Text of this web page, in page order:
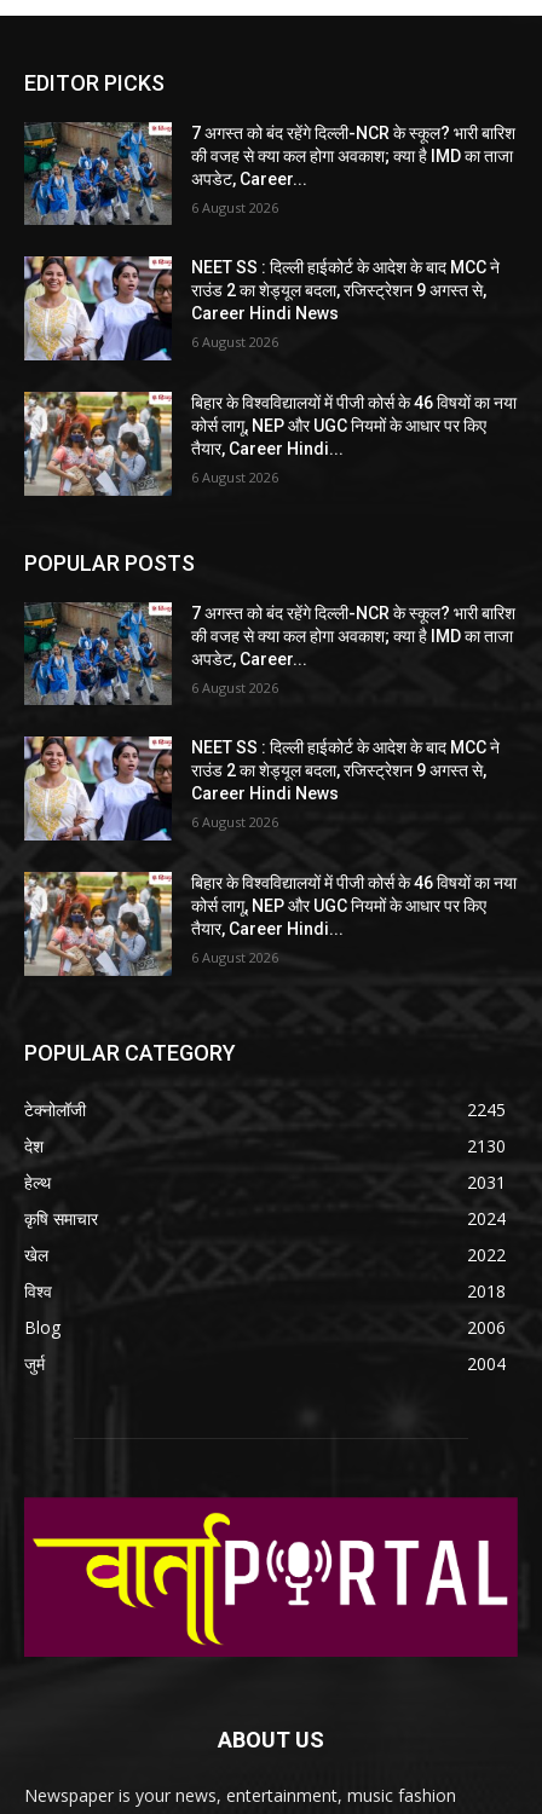
EDITOR PICKS
7 अगस्त को बंद रहेंगे दिल्ली-NCR के स्कूल? भारी बारिश
की वजह से क्या कल होगा अवकाश; क्या है IMD का ताजा
अपडेट, Career...
6 August 2026
NEET SS : दिल्ली हाईकोर्ट के आदेश के बाद MCC ने
राउंड 2 का शेड्यूल बदला, रजिस्ट्रेशन 9 अगस्त से,
Career Hindi News
6 August 2026
बिहार के विश्वविद्यालयों में पीजी कोर्स के 46 विषयों का नया
कोर्स लागू, NEP और UGC नियमों के आधार पर किए
तैयार, Career Hindi...
6 August 2026
POPULAR POSTS
7 अगस्त को बंद रहेंगे दिल्ली-NCR के स्कूल? भारी बारिश
की वजह से क्या कल होगा अवकाश; क्या है IMD का ताजा
अपडेट, Career...
6 August 2026
NEET SS : दिल्ली हाईकोर्ट के आदेश के बाद MCC ने
राउंड 2 का शेड्यूल बदला, रजिस्ट्रेशन 9 अगस्त से,
Career Hindi News
6 August 2026
बिहार के विश्वविद्यालयों में पीजी कोर्स के 46 विषयों का नया
कोर्स लागू, NEP और UGC नियमों के आधार पर किए
तैयार, Career Hindi...
6 August 2026
POPULAR CATEGORY
टेक्नोलॉजी
2245
देश
2130
हेल्थ
2031
कृषि समाचार
2024
खेल
2022
विश्व
2018
Blog
2006
जुर्म
2004
ABOUT US
Newspaper is your news, entertainment, music fashion